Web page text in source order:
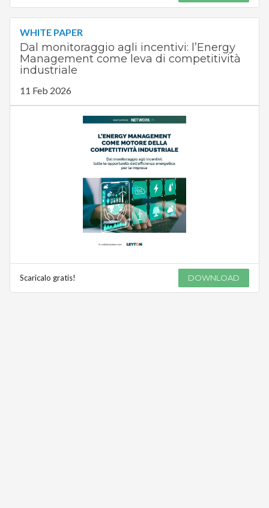
WHITE PAPER
Dal monitoraggio agli incentivi: l’Energy
Management come leva di competitività
industriale
11 Feb 2026
Scaricalo gratis! DOWNLOAD